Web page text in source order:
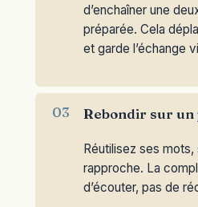
d’enchaîner une
préparée. Cela
et garde l’échange
Rebondir sur un
Réutilisez ses
rapproche. La
d’écouter, pas de